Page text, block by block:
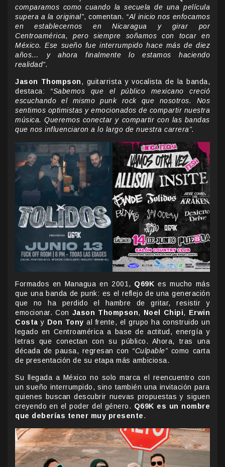
comparamos como cuando la secuela de una película
supera a la original”, comentan. “Al inicio nos enfocamos
en establecernos en Nicaragua y girar por
Centroamérica, pero siempre soñamos con tocar en
México. Ese sueño fue interrumpido hace más de diez
años… y ahora finalmente lo estamos haciendo
realidad”.
Jason Thompson, guitarrista y vocalista de la banda,
destaca: “Sabemos que el público mexicano creció
escuchando el mismo punk rock que nosotros. Nos
sentimos optimistas y emocionados de compartir nuestra
música. Queremos conectar y compartir con las bandas
que nos influenciaron a lo largo de nuestra carrera”.
Formados en Managua en 2001, Q69K es mucho más
que una banda de punk: es el reflejo de una generación
que no ha perdido el hambre de gritar, resistir y
emocionar. Con Jason Thompson, Noel Chipi, Erwin
Costa y Don Tony al frente, el grupo ha construido un
legado en Centroamérica a base de actitud, energía y
letras que conectan con su público. Ahora, tras una
década de pausa, regresan con “Culpable” como carta
de presentación de su etapa más ambiciosa.
Su llegada a México no solo marca el reencuentro con
un sueño interrumpido, sino también una invitación para
quienes buscan descubrir nuevas propuestas y siguen
creyendo en el poder del género. Q69K es un nombre
que deberías tener muy presente.